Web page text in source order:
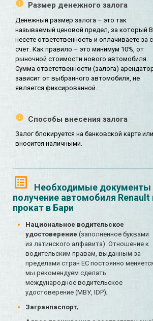
Размер денежного залога
Денежный размер залога – это так
называемый ценовой предел, за который
несете ответственность и оплачиваете за
счет. Как правило – это минимум 10%, от
рыночной стоимости нового автомобиля.
Сумма ответственности (залога)
зависит от выбранного автомобиля, не
является фиксированной.
Способы внесения залога
Залог блокируется на банковской карте или
вносится наличными.
Необходимые документы
получение автомобиля Renault
прокат в Бари
Национальное водительское
удостоверение (заполненное буквами
из латинского алфавита). Отношение к
водительским правам, выданным за
пределами стран ЕС постоянно
мы рекомендуем сделать
международное водительское
удостоверение (МВУ, IDP);
Загранпаспорт;